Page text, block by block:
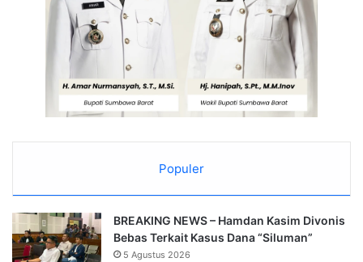
Populer
BREAKING NEWS – Hamdan Kasim Divonis
Bebas Terkait Kasus Dana “Siluman”
5 Agustus 2026